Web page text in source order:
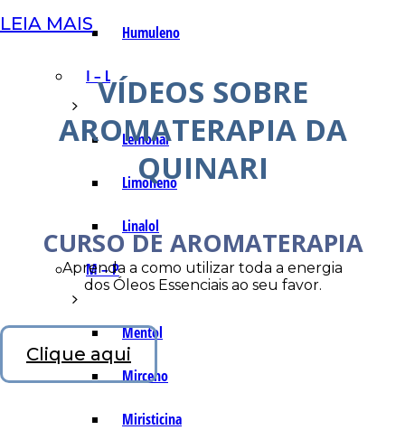
Humuleno
I – L
Lemonal
Limoneno
Linalol
M – P
Mentol
Mirceno
Miristicina
LEIA MAIS
VÍDEOS SOBRE
AROMATERAPIA DA
QUINARI
CURSO DE AROMATERAPIA
Aprenda a como utilizar toda a energia
dos Óleos Essenciais ao seu favor.
Clique aqui